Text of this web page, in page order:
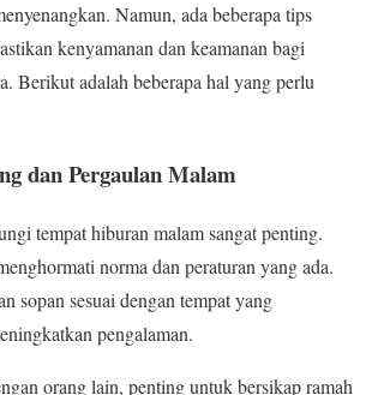
Namun, ada beberapa tips
kenyamanan dan keamanan bagi
Berikut adalah beberapa hal yang perlu
dan Pergaulan Malam
tempat hiburan malam sangat penting.
norma dan peraturan yang ada.
sopan sesuai dengan tempat yang
pengalaman.
orang lain, penting untuk bersikap ramah